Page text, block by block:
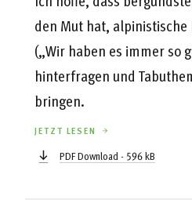
den Mut hat, alpinistische
(„Wir haben es immer so
hinterfragen und
bringen.
JETZT LESEN
PDF Download - 596 kB